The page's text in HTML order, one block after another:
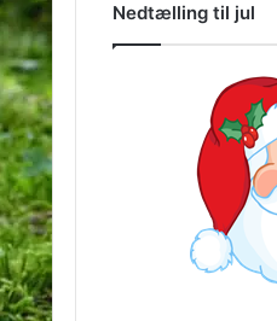
Nedtælling til jul